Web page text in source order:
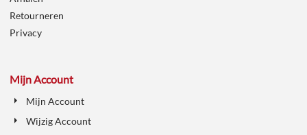
Retourneren
Privacy
Mijn Account
Mijn Account
Wijzig Account